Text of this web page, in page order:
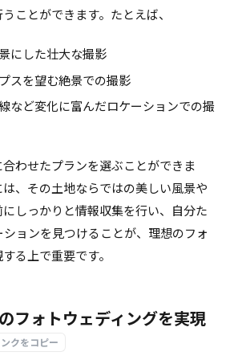
ことができます。たとえば、
にした壮大な撮影
スを望む絶景での撮影
など変化に富んだロケーションでの撮
わせたプランを選ぶことができま
、その土地ならではの美しい風景や
しっかりと情報収集を行い、自分た
ョンを見つけることが、理想のフォ
る上で重要です。
フォトウェディングを実現
クをコピー